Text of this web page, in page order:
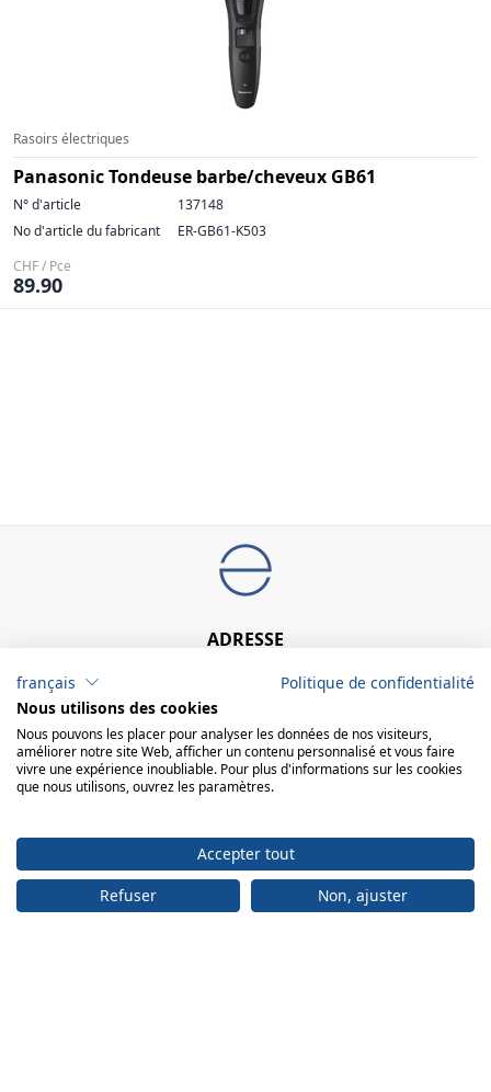
Rasoirs électriques
Panasonic Tondeuse barbe/cheveux GB61
N° d'article
137148
No d'article du fabricant
ER-GB61-K503
CHF / Pce
89.90
ADRESSE
engelberger ag
Achereggstrasse 11
6362 Stansstad
Centre logistique:
engelberger ag Faden 2 6374 Buochs
info@engelberger.ch
français
Politique de confidentialité
Nous utilisons des cookies
Nous pouvons les placer pour analyser les données de nos visiteurs,
améliorer notre site Web, afficher un contenu personnalisé et vous faire
vivre une expérience inoubliable. Pour plus d'informations sur les cookies
que nous utilisons, ouvrez les paramètres.
Accepter tout
Refuser
Non, ajuster